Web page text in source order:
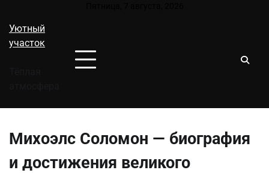
содержимому
Уютный
участок
Михоэлс Соломон — биография
и достижения великого